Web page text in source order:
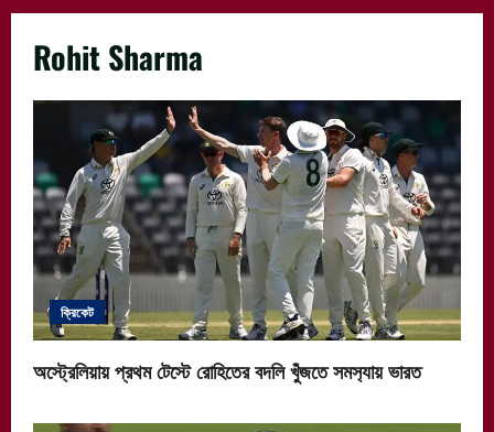
Rohit Sharma
ক্রিকেট
অস্ট্রেলিয়ায় প্রথম টেস্টে রোহিতের বদলি খুঁজতে সমস‍্যায় ভারত